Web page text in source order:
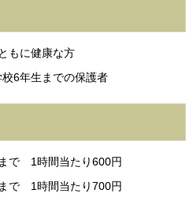
もに健康な方
6年生までの保護者
で 1時間当たり600円
で 1時間当たり700円